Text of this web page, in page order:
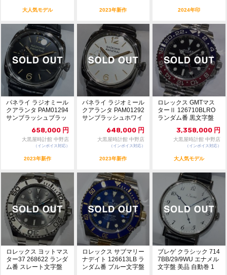
大人気モデル 2023年新作 2024年印
パネライ ラジオミール
クアランタ PAM01294
サンブラッシュブラッ
658,000 円
大黒屋時計館 中野店
（インボイス対応）
2023年新作
パネライ ラジオミール
クアランタ PAM01292
サンブラッシュホワイ
648,000 円
大黒屋時計館 中野店
（インボイス対応）
2023年新作
ロレックス GMTマス
ターⅡ 126710BLRO
ランダム番 黒文字盤
3,358,000 円
大黒屋時計館 中野店
（インボイス対応）
大人気モデル
ロレックス ヨットマス
ター37 268622 ランダ
ム番 スレート文字盤
ロレックス サブマリー
ナデイト 126613LB ラ
ンダム番 ブルー文字盤
ブレゲ クラシック 714
7BB/29/9WU エナメル
文字盤 美品 自動巻 1